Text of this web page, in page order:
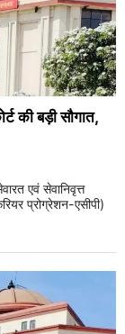
की बड़ी सौगात,
एवं सेवानिवृत्त
प्रोग्रेशन-एसीपी)